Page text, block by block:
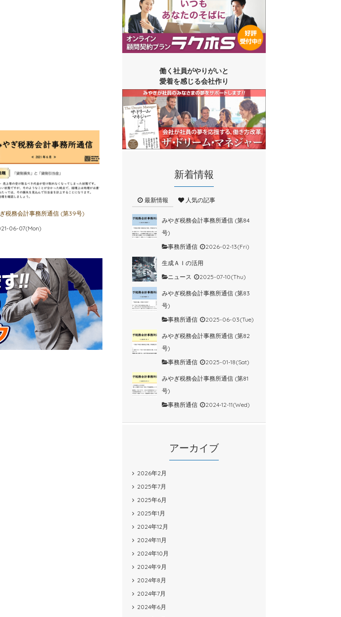
税務会計事務所通信 (第39号)
06-07(Mon)
働く社員がやりがいと
愛着を感じる会社作り
新着情報
最新情報 人気の記事
みやぎ税務会計事務所通信 (第84
号)
事務所通信
2026-02-13(Fri)
生成ＡＩの活用
ニュース
2025-07-10(Thu)
みやぎ税務会計事務所通信 (第83
号)
事務所通信
2025-06-03(Tue)
みやぎ税務会計事務所通信 (第82
号)
事務所通信
2025-01-18(Sat)
みやぎ税務会計事務所通信 (第81
号)
事務所通信
2024-12-11(Wed)
アーカイブ
2026年2月
2025年7月
2025年6月
2025年1月
2024年12月
2024年11月
2024年10月
2024年9月
2024年8月
2024年7月
2024年6月